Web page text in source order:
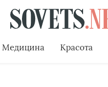
Медицина Красота